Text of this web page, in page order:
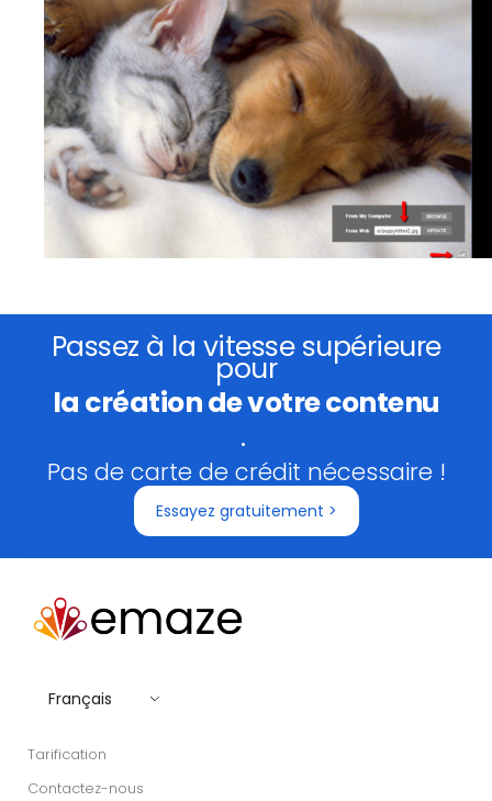
Passez à la vitesse supérieure
pour
la création de votre contenu
.
Pas de carte de crédit nécessaire !
Essayez gratuitement >
Français
Tarification
Contactez-nous